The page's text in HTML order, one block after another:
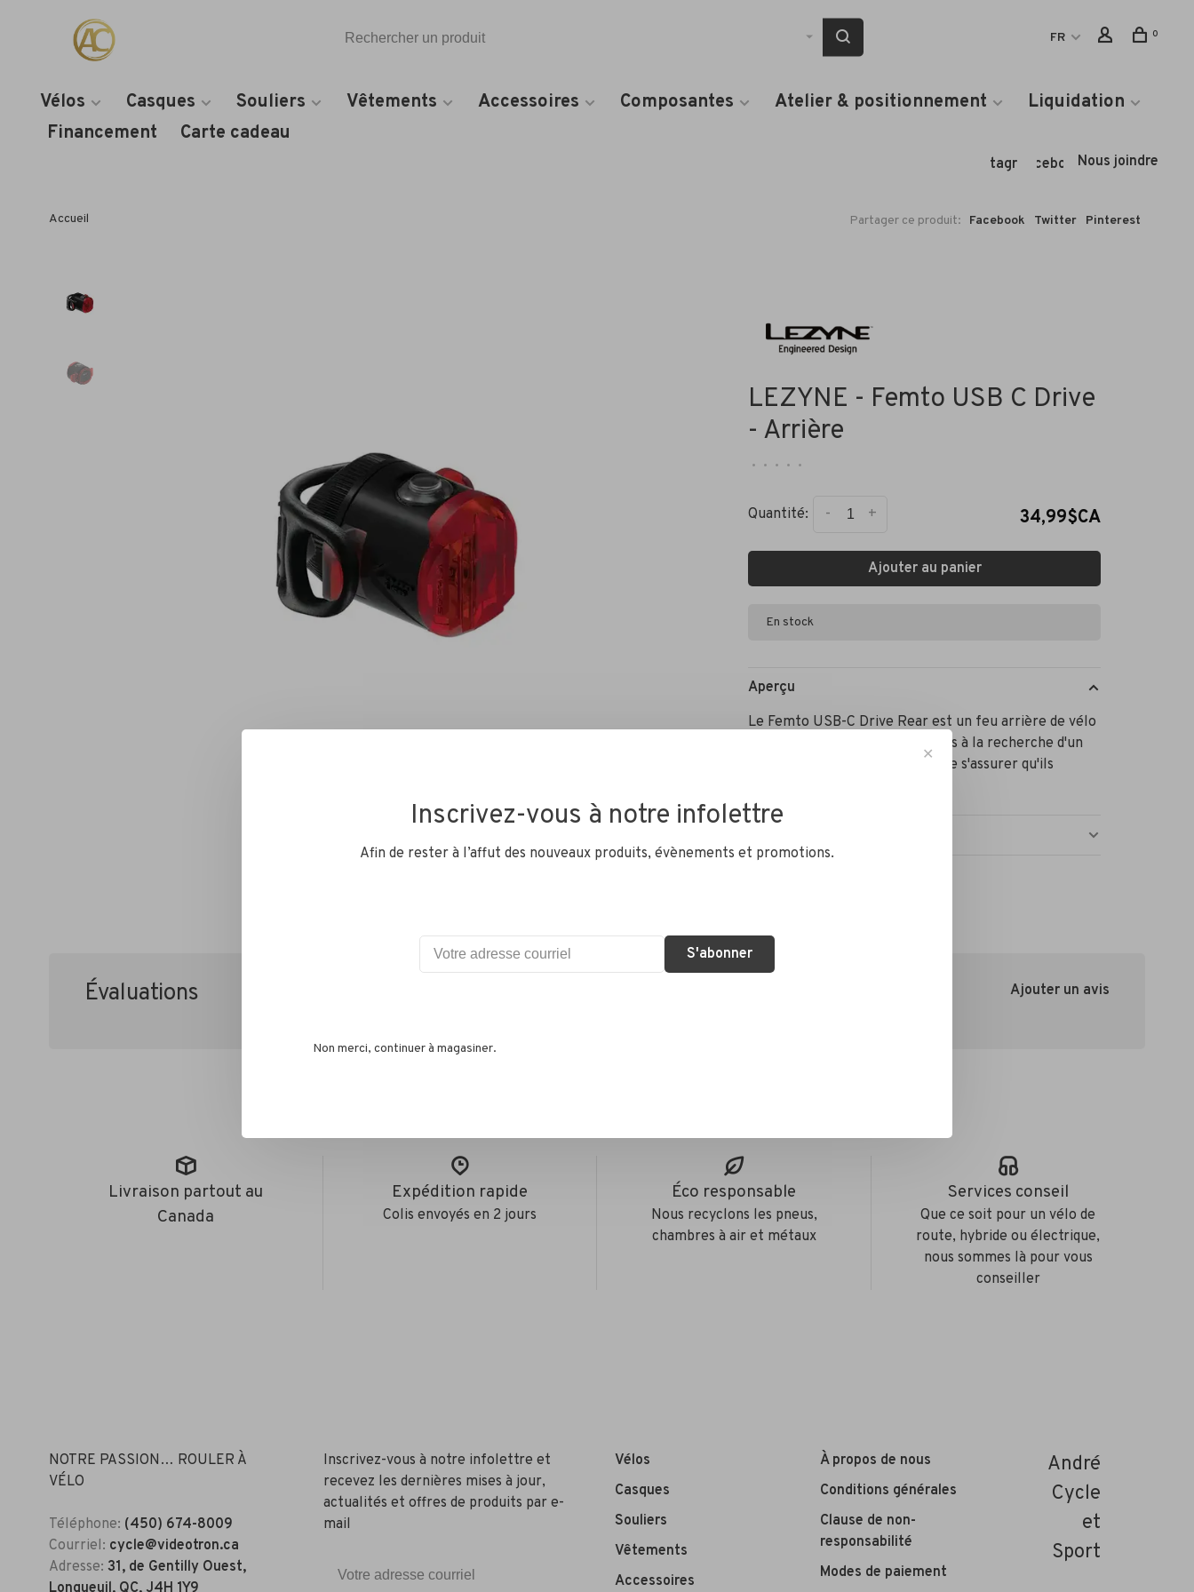
FR 0
Vélos Casques Souliers Vêtements Accessoires Composantes Atelier & positionnement
Liquidation
Financement
Carte cadeau
InstagramFacebookNous joindre
Accueil Partager ce produit: Facebook Twitter Pinterest
LEZYNE - Femto USB C Drive
- Arrière
• • • • •
Quantité: +
- 34,99$CA
Ajouter au panier
En stock
Aperçu
Le Femto USB-C Drive Rear est un feu arrière de vélo
à LED éprouvé pour les cyclistes à la recherche d'un
moyen simple et peu coûteux de s'assurer qu'ils
Évaluations Ajouter un avis
Livraison partout au
Canada
Expédition rapide
Colis envoyés en 2 jours
Éco responsable
Nous recyclons les pneus,
chambres à air et métaux
Services conseil
Que ce soit pour un vélo de
route, hybride ou électrique,
nous sommes là pour vous
conseiller
NOTRE PASSION… ROULER À
VÉLO
Téléphone: (450) 674-8009
Courriel: cycle@videotron.ca
Adresse: 31, de Gentilly Ouest,
Longueuil, QC, J4H 1Y9
Inscrivez-vous à notre infolettre et
recevez les dernières mises à jour,
actualités et offres de produits par e-
mail
Vélos
Casques
Souliers
Vêtements
Accessoires
À propos de nous
Conditions générales
Clause de non-
responsabilité
Modes de paiement
André
Cycle
et
Sport
✕
Inscrivez-vous à notre infolettre
Afin de rester à l’affut des nouveaux produits, évènements et promotions.
S'abonner
Non merci, continuer à magasiner.